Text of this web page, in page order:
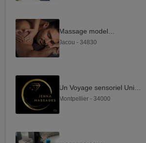
Jacou - 34830
Montpellier - 34000